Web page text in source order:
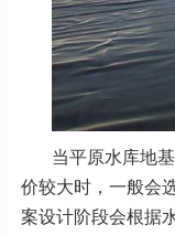
当平原水库地
价较大时，一般会
案设计阶段会根据